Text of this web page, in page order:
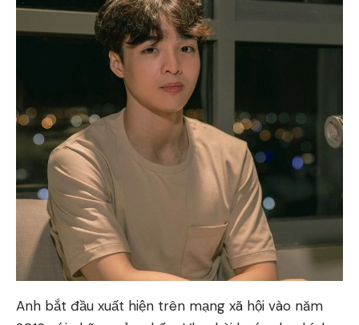
Anh bắt đầu xuất hiện trên mạng xã hội vào năm